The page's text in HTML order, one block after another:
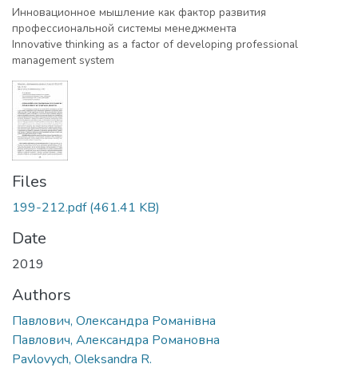
Инновационное мышление как фактор развития
профессиональной системы менеджмента
Innovative thinking as a factor of developing professional
management system
Files
199-212.pdf(461.41 KB)
Date
2019
Authors
Павлович, Олександра Романівна
Павлович, Александра Романовна
Pavlovych, Oleksandra R.